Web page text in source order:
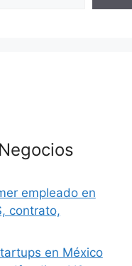
empleado en
contrato,
en México